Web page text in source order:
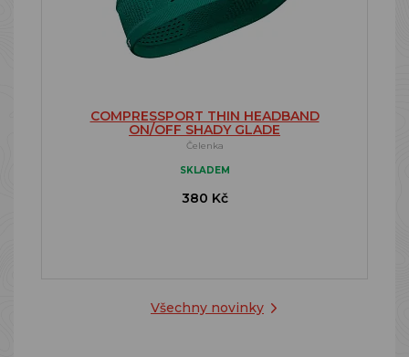
Všechny novinky
COMPRESSPORT THIN HEADBAND
ON/OFF SHADY GLADE
Čelenka
SKLADEM
380 Kč